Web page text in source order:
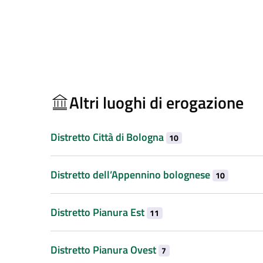
Altri luoghi di erogazione
Distretto Città di Bologna 10
Distretto dell’Appennino bolognese 10
Distretto Pianura Est 11
Distretto Pianura Ovest 7